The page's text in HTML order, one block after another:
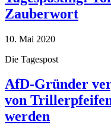
Zauberwort
10. Mai 2020
Die Tagespost
AfD-Gründer
von
werden